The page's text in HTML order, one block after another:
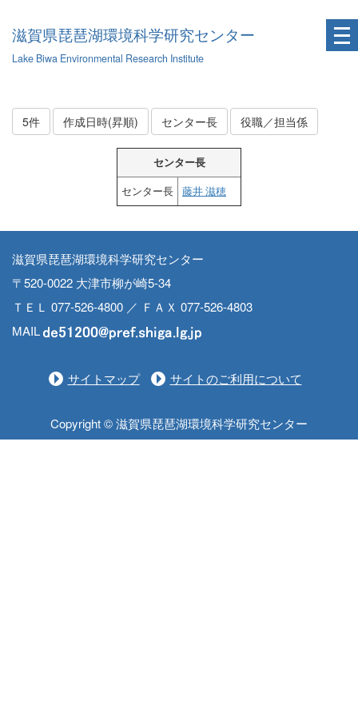
滋賀県琵琶湖環境科学研究センター
Lake Biwa Environmental Research Institute
5件 作成日時(昇順) センター長 役職／担当係
センター長
センター長
藤井 滋穂
滋賀県琵琶湖環境科学研究センター
〒520-0022 大津市柳が崎5-34
ＴＥＬ 077-526-4800 ／ ＦＡＸ 077-526-4803
MAIL
サイトマップ サイトのご利用について
Copyright © 滋賀県琵琶湖環境科学研究センター